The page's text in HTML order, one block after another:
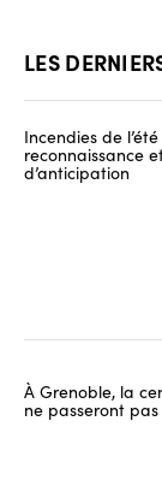
LES
Incendies de
reconnaissance
d’anticipation
À Grenoble, la
ne passeront pas